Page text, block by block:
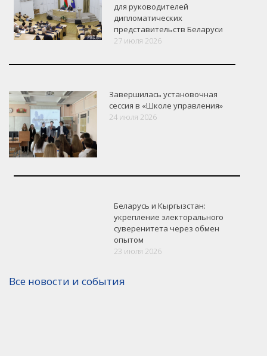
Версия для печати
для руководителей
дипломатических
представительств Беларуси
27 июля 2026
Завершилась установочная
сессия в «Школе управления»
24 июля 2026
Беларусь и Кыргызстан:
укрепление электорального
суверенитета через обмен
опытом
23 июля 2026
Все новости и события